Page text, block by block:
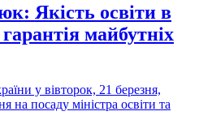
Якість освіти в
майбутніх
у вівторок, 21 березня,
на посаду міністра освіти та